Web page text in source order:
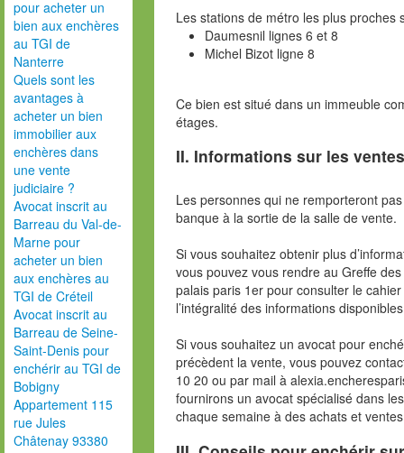
pour acheter un
bien aux enchères
au TGI de
Nanterre
Quels sont les
avantages à
acheter un bien
immobilier aux
enchères dans
une vente
judiciaire ?
Avocat inscrit au
Barreau du Val-de-
Marne pour
acheter un bien
aux enchères au
TGI de Créteil
Avocat inscrit au
Barreau de Seine-
Saint-Denis pour
enchérir au TGI de
Bobigny
Appartement 115
rue Jules
Châtenay 93380
Les stations de métro les plus proches
Daumesnil lignes 6 et 8
Michel Bizot ligne 8
Ce bien est situé dans un immeuble
étages.
II. Informations sur les
Les personnes qui ne remporteront
banque à la sortie de la salle de vente.
Si vous souhaitez obtenir plus
vous pouvez vous rendre au Greffe
palais paris 1er pour consulter le
l’intégralité des informations
Si vous souhaitez un avocat pour
précèdent la vente, vous pouvez
10 20 ou par mail à
fournirons un avocat spécialisé dans
chaque semaine à des achats et